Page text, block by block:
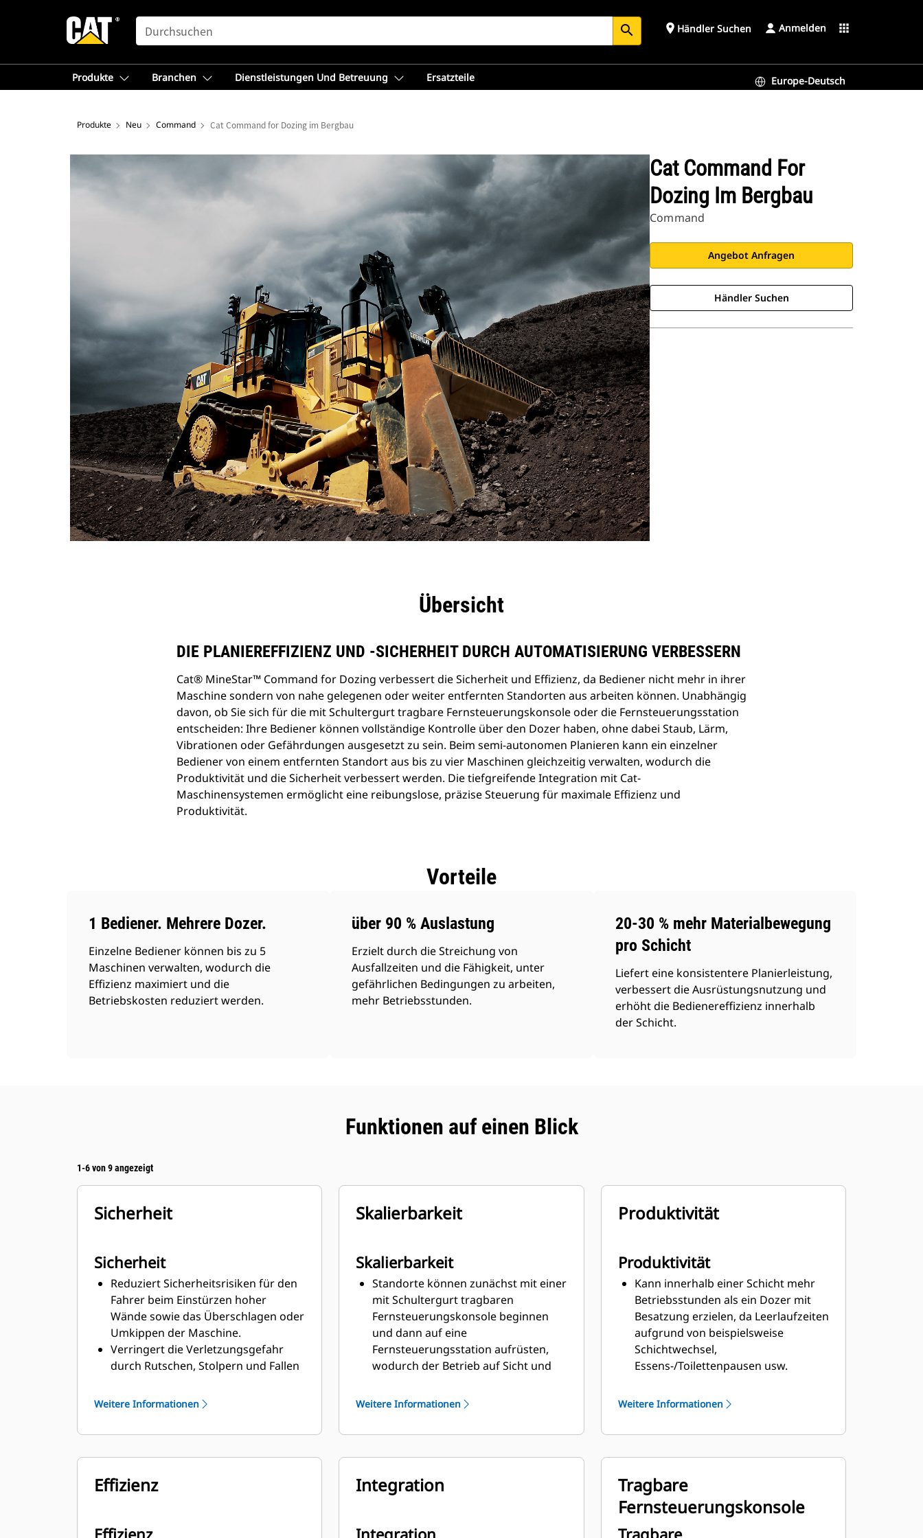
SEARCH search place Händler Suchen Anmelden apps
Produkte Branchen Dienstleistungen Und Betreuung Ersatzteile Europe-Deutsch
Produkte Neu Command Cat Command for Dozing im Bergbau
Cat Command For
Dozing Im Bergbau
Command
Angebot Anfragen
Händler Suchen
TourÜbersicht
DIE PLANIEREFFIZIENZ UND -SICHERHEIT DURCH AUTOMATISIERUNG VERBESSERN
Cat® MineStar™ Command for Dozing verbessert die Sicherheit und Effizienz, da Bediener nicht mehr in ihrer
Maschine sondern von nahe gelegenen oder weiter entfernten Standorten aus arbeiten können. Unabhängig
davon, ob Sie sich für die mit Schultergurt tragbare Fernsteuerungskonsole oder die Fernsteuerungsstation
entscheiden: Ihre Bediener können vollständige Kontrolle über den Dozer haben, ohne dabei Staub, Lärm,
Vibrationen oder Gefährdungen ausgesetzt zu sein. Beim semi-autonomen Planieren kann ein einzelner
Bediener von einem entfernten Standort aus bis zu vier Maschinen gleichzeitig verwalten, wodurch die
Produktivität und die Sicherheit verbessert werden. Die tiefgreifende Integration mit Cat-
Maschinensystemen ermöglicht eine reibungslose, präzise Steuerung für maximale Effizienz und
Produktivität.
Vorteile
1 Bediener. Mehrere Dozer.
Einzelne Bediener können bis zu 5
Maschinen verwalten, wodurch die
Effizienz maximiert und die
Betriebskosten reduziert werden.
über 90 % Auslastung
Erzielt durch die Streichung von
Ausfallzeiten und die Fähigkeit, unter
gefährlichen Bedingungen zu arbeiten,
mehr Betriebsstunden.
20-30 % mehr Materialbewegung
pro Schicht
Liefert eine konsistentere Planierleistung,
verbessert die Ausrüstungsnutzung und
erhöht die Bedienereffizienz innerhalb
der Schicht.
Funktionen auf einen Blick
1-6 von 9 angezeigt
Sicherheit
Sicherheit
Reduziert Sicherheitsrisiken für den
Fahrer beim Einstürzen hoher
Wände sowie das Überschlagen oder
Umkippen der Maschine.
Verringert die Verletzungsgefahr
durch Rutschen, Stolpern und Fallen
Absteigen von der Maschine.
Ganzkörperschwingungen mehr
aus, sobald ein
festgestellt wird oder wenn die
Weitere Informationen
Skalierbarkeit
Skalierbarkeit
Standorte können zunächst mit einer
mit Schultergurt tragbaren
Fernsteuerungskonsole beginnen
und dann auf eine
Fernsteuerungsstation aufrüsten,
wodurch der Betrieb auf Sicht und
wird.
die Fernsteuerungsstation zur
ein Bediener mehrere Dozer steuert.
Umfasst Technologie-Enabler, die als
Weiterentwicklung und das
Weitere Informationen
Produktivität
Produktivität
Kann innerhalb einer Schicht mehr
Betriebsstunden als ein Dozer mit
Besatzung erzielen, da Leerlaufzeiten
aufgrund von beispielsweise
Schichtwechsel,
Essens-/Toilettenpausen usw.
Ermöglicht eine durchgängige
Bediener.
nach Sprengarbeiten.
Reduziert die Bedienerermüdung
und fördert eine konsistente
Produktivität innerhalb der Schicht.
Weitere Informationen
Effizienz
Effizienz
Integration
Integration
Tragbare
Fernsteuerungskonsole
Tragbare